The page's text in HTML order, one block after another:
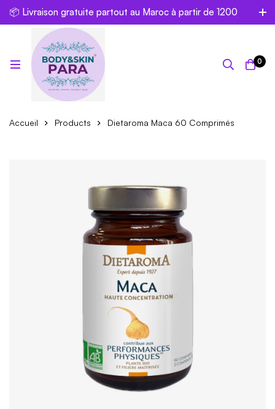
📦 Livraison gratuite partout au Maroc à partir de 1200
dh
0
Accueil Products Dietaroma Maca 60 Comprimés